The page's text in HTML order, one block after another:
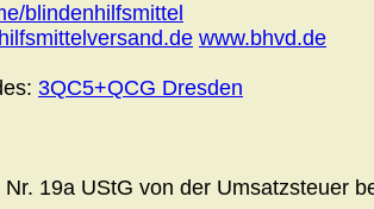
blindenhilfsmittel
www.bhvd.de
3QC5+QCG Dresden
19a UStG von der Umsatzsteuer